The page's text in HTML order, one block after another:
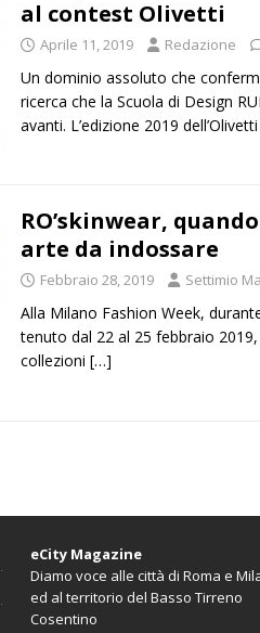
al contest Olivetti
Aprile 11, 2019 Redazione
Un dominio assoluto che
ricerca che la Scuola di Design
avanti. L’edizione 2019
RO’skinwear,
arte da indossare
Febbraio 28, 2019 Settimio
Alla Milano Fashion Week,
tenuto dal 22 al 25 febbraio
collezioni […]
eCity Magazine
Diamo voce alle città di Roma e
ed al territorio del Basso Tirreno
Cosentino